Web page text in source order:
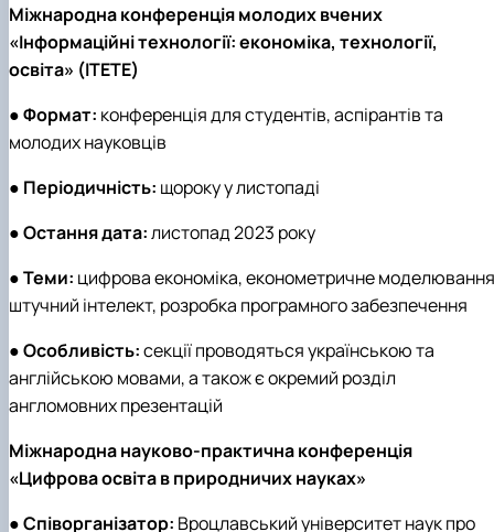
Міжнародна конференція молодих вчених
«Інформаційні технології: економіка, технології,
освіта» (ITETE)
●Формат: конференція для студентів, аспірантів та
молодих науковців
● Періодичність: щороку у листопаді
●Остання дата:листопад 2023 року
●Теми: цифрова економіка, економетричне
штучний інтелект, розробка програмного забезпечення
●Особливість:секції проводяться українською та
англійською мовами, а також є окремий розділ
англомовних презентацій
Міжнародна науково-практична конференція
«Цифрова освіта в природничих науках»
●Співорганізатор: Вроцлавський університет наук про